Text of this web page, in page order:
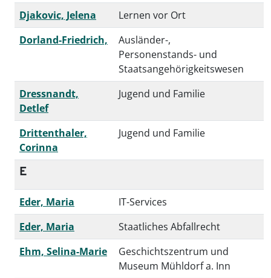
Djakovic, Jelena
Lernen vor Ort
Dorland-Friedrich,
Ausländer-,
Personenstands- und
Staatsangehörigkeitswesen
Dressnandt,
Detlef
Jugend und Familie
Drittenthaler,
Corinna
Jugend und Familie
E
Eder, Maria
IT-Services
Eder, Maria
Staatliches Abfallrecht
Ehm, Selina-Marie
Geschichtszentrum und
Museum Mühldorf a. Inn